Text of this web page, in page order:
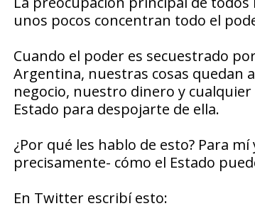
unos pocos concentran todo el
Cuando el poder es secuestrado
Argentina, nuestras cosas quedan
negocio, nuestro dinero y
Estado para despojarte de ella.
¿Por qué les hablo de esto? Para
precisamente- cómo el Estado
En Twitter escribí esto: